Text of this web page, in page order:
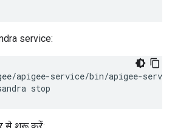
service:
apigee-service/bin/apigee-
stop